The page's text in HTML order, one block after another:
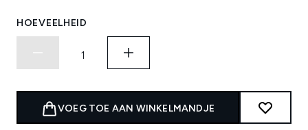
HOEVEELHEID
VOEG TOE AAN WINKELMANDJE